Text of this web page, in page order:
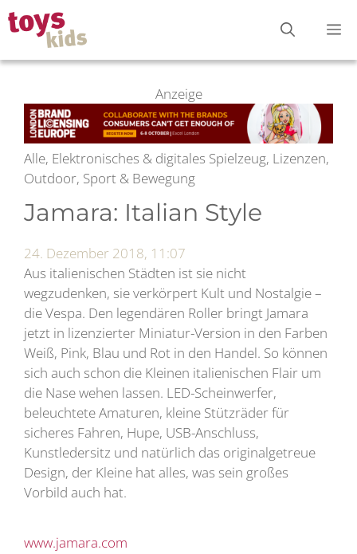
Zum
Inhalt
springen
Anzeige
Alle, Elektronisches & digitales Spielzeug, Lizenzen,
Outdoor, Sport & Bewegung
Jamara: Italian Style
24. Dezember 2018, 11:07
Aus italienischen Städten ist sie nicht
wegzudenken, sie verkörpert Kult und Nostalgie –
die Vespa. Den legendären Roller bringt Jamara
jetzt in lizenzierter Miniatur-Version in den Farben
Weiß, Pink, Blau und Rot in den Handel. So können
sich auch schon die Kleinen italienischen Flair um
die Nase wehen lassen. LED-Scheinwerfer,
beleuchtete Amaturen, kleine Stützräder für
sicheres Fahren, Hupe, USB-Anschluss,
Kunstledersitz und natürlich das originalgetreue
Design, der Kleine hat alles, was sein großes
Vorbild auch hat.
www.jamara.com